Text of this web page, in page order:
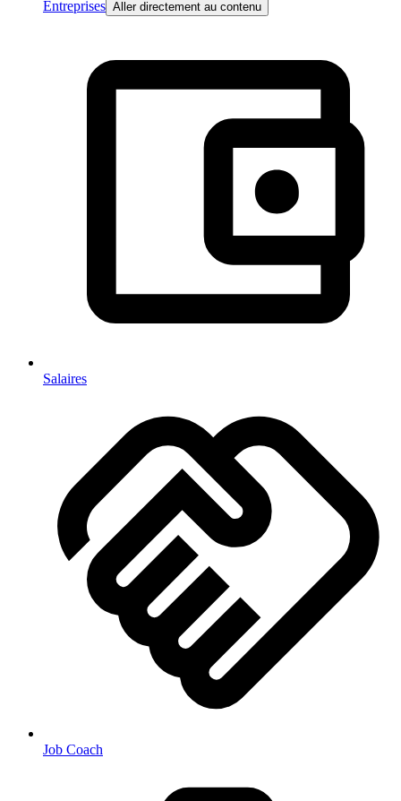
Entreprises Aller directement au contenu
Salaires
Job Coach